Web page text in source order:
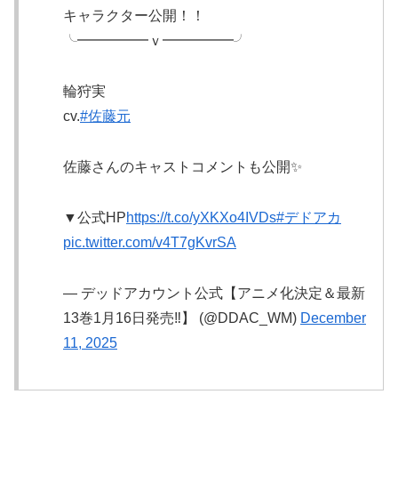
キャラクター公開！！
╰━━━━━ｖ━━━━━╯
輪狩実
cv.#佐藤元
佐藤さんのキャストコメントも公開✨
▼公式HPhttps://t.co/yXKXo4IVDs#デドアカ
pic.twitter.com/v4T7gKvrSA
— デッドアカウント公式【アニメ化決定＆最新
13巻1月16日発売‼️】 (@DDAC_WM) December
11, 2025